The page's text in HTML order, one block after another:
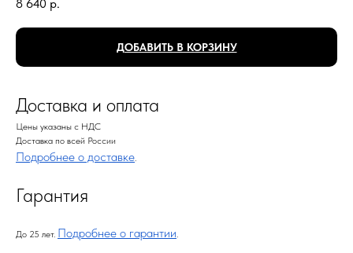
8 640 р.
ДОБАВИТЬ В КОРЗИНУ
Доставка и оплата
Цены указаны с НДС
Доставка по всей России
Подробнее о доставке.
Гарантия
До 25 лет. Подробнее о гарантии.